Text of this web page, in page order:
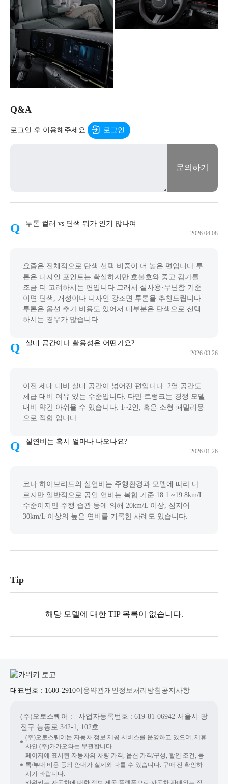
Q&A
로그인 후 이용해주세요. 로그인
문의하기
투톤 컬러 vs 단색 뭐가 인기 많나여
2026.04.08
요즘은 전체적으로 단색 선택 비중이 더 높은 편입니다 투
톤은 디자인 포인트는 확실하지만 호불호와 중고 감가를
조금 더 고려하시는 편입니다 그래서 실사용·무난함 기준
이면 단색, 개성이나 디자인 강조면 투톤을 추천드립니다
투톤은 옵션 추가 비용도 있어서 대부분은 단색으로 선택
하시는 경우가 많습니다
실내 공간이나 활용성은 어떤가요?
2026.03.26
이전 세대 대비 실내 공간이 넓어진 편입니다. 2열 공간도
체급 대비 여유 있는 수준입니다. 다만 트렁크는 경쟁 모델
대비 약간 아쉬울 수 있습니다. 1~2인, 혹은 소형 패밀리용
으로 적합 입니다
실연비는 혹시 얼마나 나오나요?
2026.01.26
코나 하이브리드의 실연비는 주행환경과 모델에 따라 다
르지만 일반적으로 공인 연비는 복합 기준 18.1 ~19.8km/L
수준이지만 주행 습관 등에 의해 20km/L 이상, 심지어
30km/L 이상의 높은 연비를 기록한 사례도 있습니다.
Tip
해당 모델에 대한 TIP 목록이 없습니다.
대표번호 : 1600-2910이용약관개인정보처리방침 공지사항
(주)오토스퀘어 : 사업자등록번호 : 619-81-06942 서울시 광
진구 능동로 342-1, 102호
(주)오토스퀘어는 자동차 정보 제공 서비스를 운영하고 있으며, 제휴
사인 (주)카카오와는 무관합니다.
페이지에 표시된 자동차의 차량 가격, 옵션 가격/구성, 할인 조건, 등
록/부대 비용 등의 안내가 실제와 다를 수 있습니다. 구매 전 확인하
시기 바랍니다.